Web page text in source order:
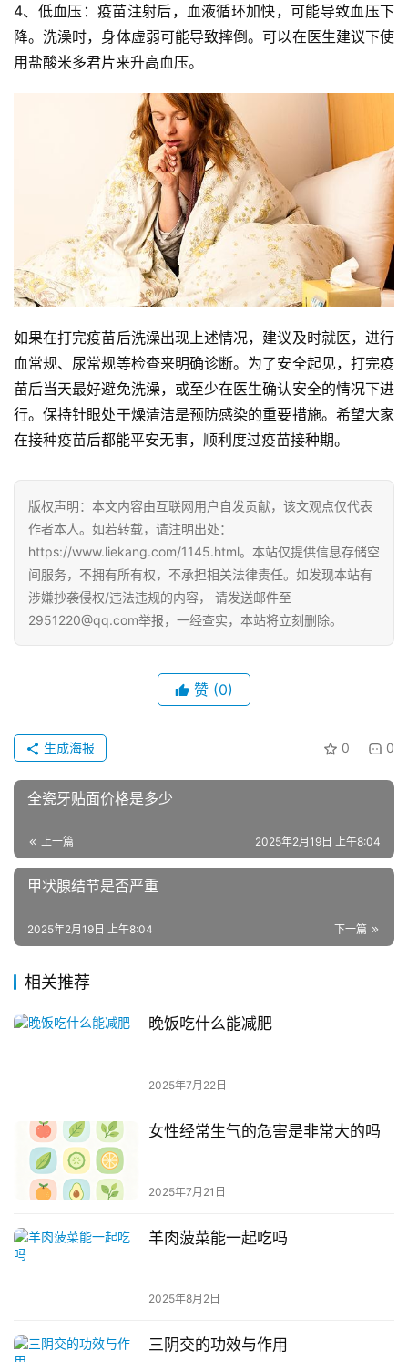
4、低血压：疫苗注射后，血液循环加快，可能导致血压下
降。洗澡时，身体虚弱可能导致摔倒。可以在医生建议下使
用盐酸米多君片来升高血压。
如果在打完疫苗后洗澡出现上述情况，建议及时就医，进行
血常规、尿常规等检查来明确诊断。为了安全起见，打完疫
苗后当天最好避免洗澡，或至少在医生确认安全的情况下进
行。保持针眼处干燥清洁是预防感染的重要措施。希望大家
在接种疫苗后都能平安无事，顺利度过疫苗接种期。
版权声明：本文内容由互联网用户自发贡献，该文观点仅代表
作者本人。如若转载，请注明出处：
https://www.liekang.com/1145.html。本站仅提供信息存储空
间服务，不拥有所有权，不承担相关法律责任。如发现本站有
涉嫌抄袭侵权/违法违规的内容， 请发送邮件至
2951220@qq.com举报，一经查实，本站将立刻删除。
赞 (0)
0 0
生成海报
全瓷牙贴面价格是多少
上一篇 2025年2月19日 上午8:04
甲状腺结节是否严重
下一篇
2025年2月19日 上午8:04
相关推荐
晚饭吃什么能减肥
2025年7月22日
女性经常生气的危害是非常大的吗
2025年7月21日
羊肉菠菜能一起吃吗
2025年8月2日
三阴交的功效与作用